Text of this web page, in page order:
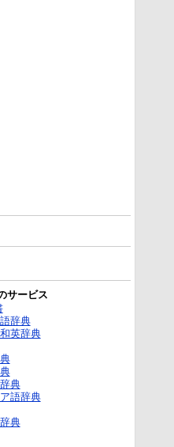
サービス
辞典
英辞典
典
語辞典
典